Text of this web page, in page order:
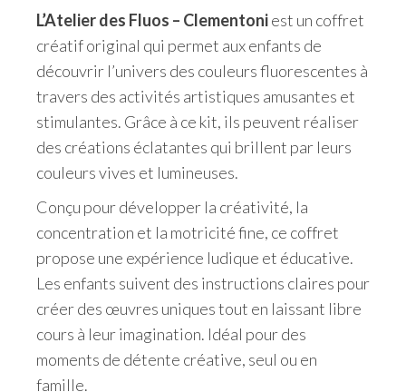
L’Atelier des Fluos – Clementoniest un coffret
créatif original qui permet aux enfants de
découvrir l’univers des couleurs fluorescentes à
travers des activités artistiques amusantes et
stimulantes. Grâce à ce kit, ils peuvent réaliser
des créations éclatantes qui brillent par leurs
couleurs vives et lumineuses.
Conçu pour développer la créativité, la
concentration et la motricité fine, ce coffret
propose une expérience ludique et éducative.
Les enfants suivent des instructions claires pour
créer des œuvres uniques tout en laissant libre
cours à leur imagination. Idéal pour des
moments de détente créative, seul ou en
famille.